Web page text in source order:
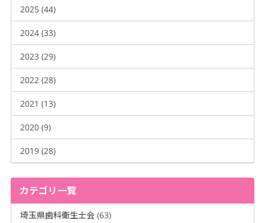
2025 (44)
2024 (33)
2023 (29)
2022 (28)
2021 (13)
2020 (9)
2019 (28)
カテゴリ一覧
埼玉県歯科衛生士会 (63)